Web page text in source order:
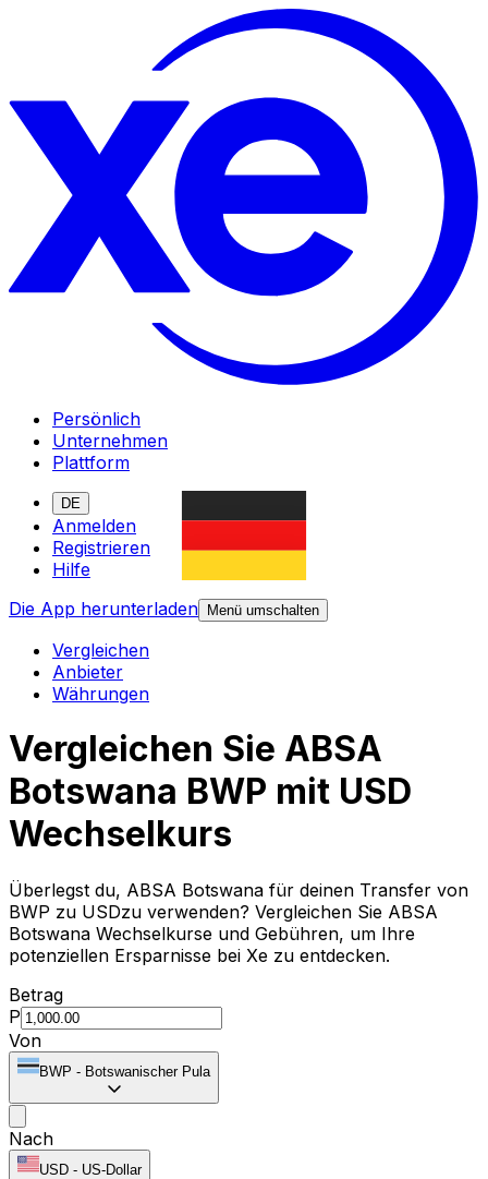
Persönlich
Unternehmen
Plattform
DE
Anmelden
Registrieren
Hilfe
Die App herunterladen
Menü umschalten
Vergleichen
Anbieter
Währungen
Vergleichen Sie ABSA
Botswana BWP mit USD
Wechselkurs
Überlegst du, ABSA Botswana für deinen Transfer von
BWP zu USDzu verwenden? Vergleichen Sie ABSA
Botswana Wechselkurse und Gebühren, um Ihre
potenziellen Ersparnisse bei Xe zu entdecken.
Betrag
P
Von
BWP - Botswanischer Pula
Nach
USD - US-Dollar